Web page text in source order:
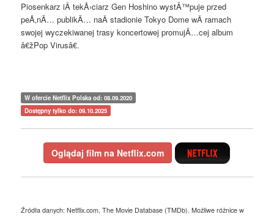
Piosenkarz iÂ tekÅ›ciarz Gen Hoshino wystÄ™puje przed
peÅ‚nÄ… publikÄ… naÂ stadionie Tokyo Dome wÂ ramach
swojej wyczekiwanej trasy koncertowej promujÄ…cej album
â€žPop Virusâ€.
W ofercie Netflix Polska od: 08.09.2020
Dostępny tylko do: 09.10.2025
Oglądaj film na Netflix.com
Źródła danych: Netflix.com, The Movie Database (TMDb). Możliwe różnice w